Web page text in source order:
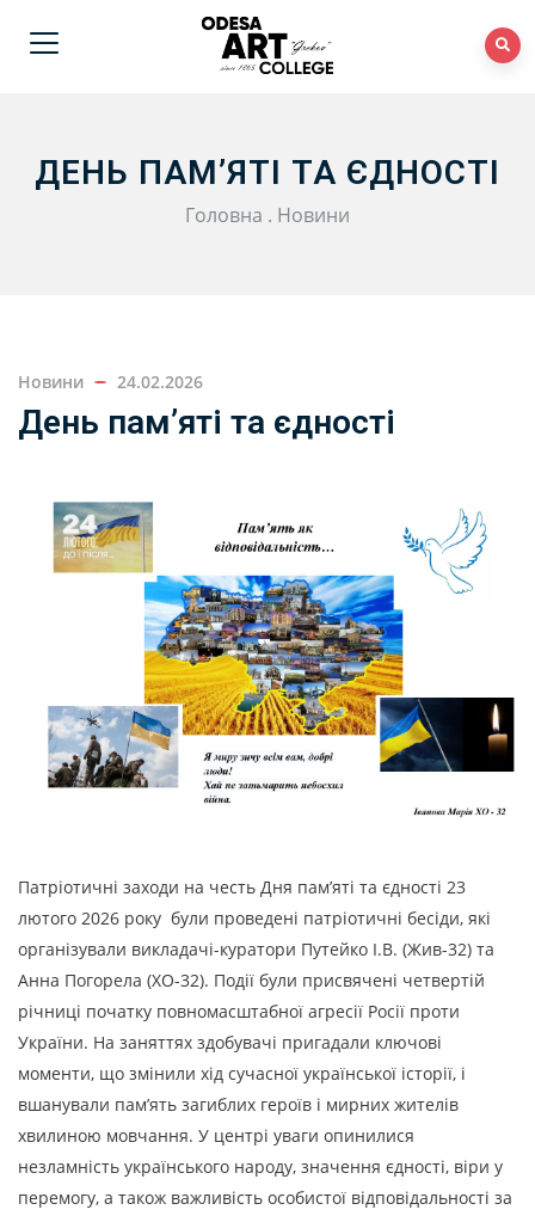
ДЕНЬ ПАМ’ЯТІ ТА ЄДНОСТІ
Головна . Новини
Новини 24.02.2026
День пам’яті та єдності
Патріотичні заходи на честь Дня пам’яті та єдності 23
лютого 2026 року були проведені патріотичні бесіди, які
організували викладачі-куратори Путейко І.В. (Жив-32) та
Анна Погорела (ХО-32). Події були присвячені четвертій
річниці початку повномасштабної агресії Росії проти
України. На заняттях здобувачі пригадали ключові
моменти, що змінили хід сучасної української історії, і
вшанували пам’ять загиблих героїв і мирних жителів
хвилиною мовчання. У центрі уваги опинилися
незламність українського народу, значення єдності, віри у
перемогу, а також важливість особистої відповідальності за